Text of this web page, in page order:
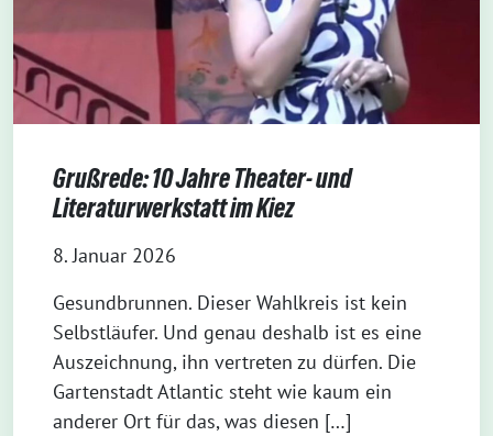
Grußrede: 10 Jahre Theater- und
Literaturwerkstatt im Kiez
8. Januar 2026
Gesundbrunnen. Dieser Wahlkreis ist kein
Selbstläufer. Und genau deshalb ist es eine
Auszeichnung, ihn vertreten zu dürfen. Die
Gartenstadt Atlantic steht wie kaum ein
anderer Ort für das, was diesen […]